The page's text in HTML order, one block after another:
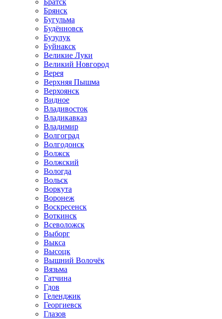
Братск
Брянск
Бугульма
Будённовск
Бузулук
Буйнакск
Великие Луки
Великий Новгород
Верея
Верхняя Пышма
Верхоянск
Видное
Владивосток
Владикавказ
Владимир
Волгоград
Волгодонск
Волжск
Волжский
Вологда
Вольск
Воркута
Воронеж
Воскресенск
Воткинск
Всеволожск
Выборг
Выкса
Высоцк
Вышний Волочёк
Вязьма
Гатчина
Гдов
Геленджик
Георгиевск
Глазов